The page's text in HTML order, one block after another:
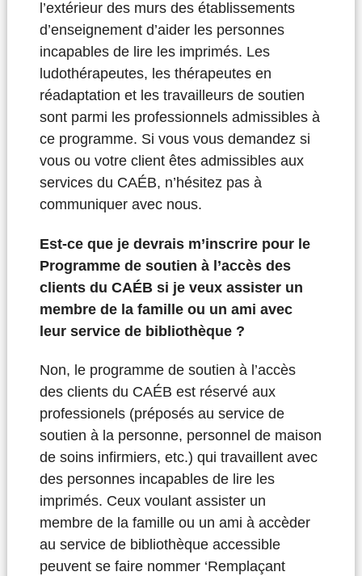
l’extérieur des murs des établissements
d’enseignement d’aider les personnes
incapables de lire les imprimés. Les
ludothérapeutes, les thérapeutes en
réadaptation et les travailleurs de soutien
sont parmi les professionnels admissibles à
ce programme. Si vous vous demandez si
vous ou votre client êtes admissibles aux
services du CAÉB, n’hésitez pas à
communiquer avec nous.
Est-ce que je devrais m’inscrire pour le
Programme de soutien à l’accès des
clients du CAÉB si je veux assister un
membre de la famille ou un ami avec
leur service de bibliothèque ?
Non, le programme de soutien à l’accès
des clients du CAÉB est réservé aux
professionels (préposés au service de
soutien à la personne, personnel de maison
de soins infirmiers, etc.) qui travaillent avec
des personnes incapables de lire les
imprimés. Ceux voulant assister un
membre de la famille ou un ami à accèder
au service de bibliothèque accessible
peuvent se faire nommer ‘Remplaçant